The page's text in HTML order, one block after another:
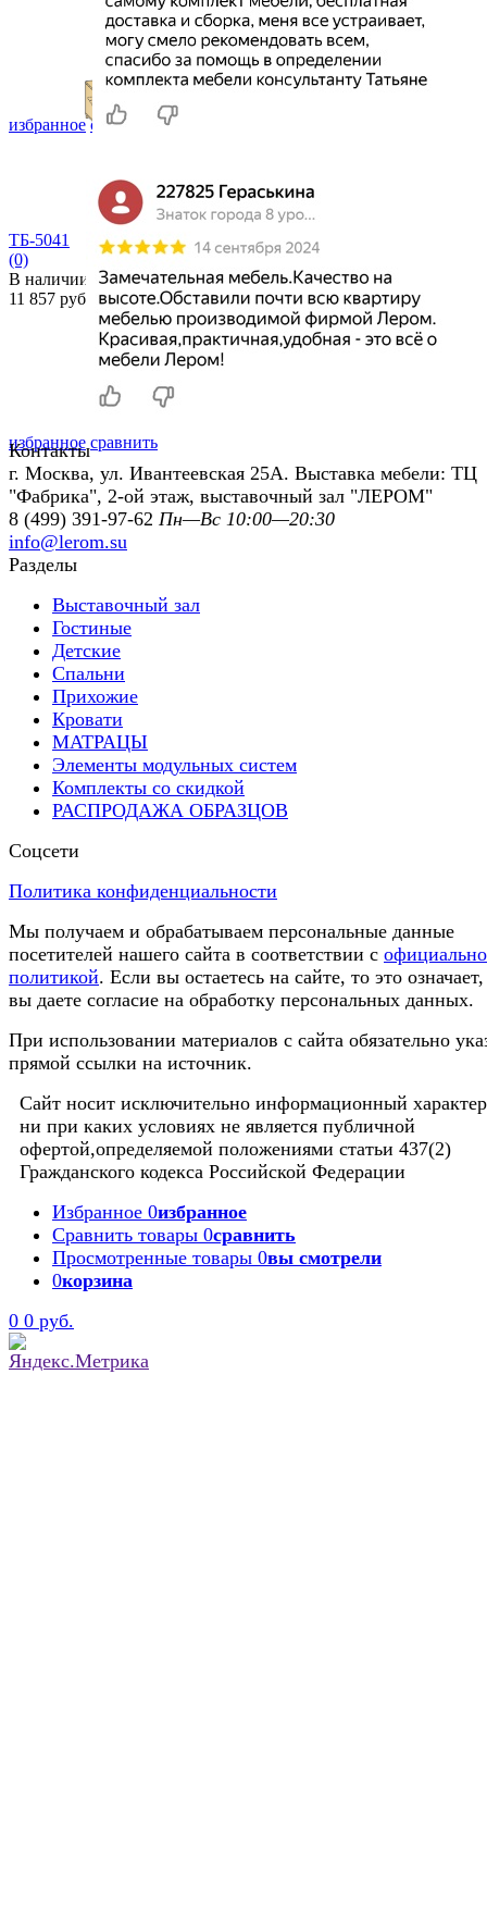
избранное сравнить
избранное сравнить
ТБ-5041
(0)
В наличии
11 857 руб.
Контакты
г. Москва, ул. Ивантеевская 25А. Выставка мебели: ТЦ
"Фабрика", 2-ой этаж, выставочный зал "ЛЕРОМ"
8 (499) 391-97-62 Пн—Вс 10:00—20:30
info@lerom.su
Разделы
Выставочный зал
Гостиные
Детские
Спальни
Прихожие
Кровати
МАТРАЦЫ
Элементы модульных систем
Комплекты со скидкой
РАСПРОДАЖА ОБРАЗЦОВ
Соцсети
Политика конфиденциальности
Мы получаем и обрабатываем персональные данные
посетителей нашего сайта в соответствии с
политикой. Если вы остаетесь на сайте, то это
вы даете согласие на обработку персональных данных.
При использовании материалов с сайта обязательно
прямой ссылки на источник.
Сайт носит исключительно информационный
ни при каких условиях не является публичной
офертой,определяемой положениями статьи 437(2)
Гражданского кодекса Российской Федерации
Избранное 0избранное
Сравнить товары 0сравнить
Просмотренные товары 0вы смотрели
0корзина
0 0 руб.